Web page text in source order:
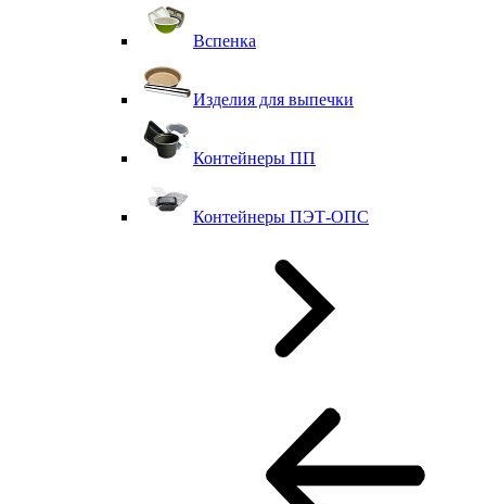
Вспенка
Изделия для выпечки
Контейнеры ПП
Контейнеры ПЭТ-ОПС